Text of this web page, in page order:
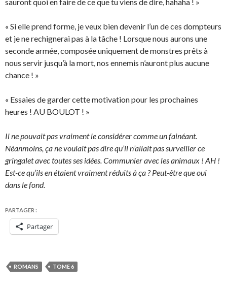
« Si elle prend forme, je veux bien devenir l’un de ces dompteurs
et je ne rechignerai pas à la tâche ! Lorsque nous aurons une
seconde armée, composée uniquement de monstres prêts à
nous servir jusqu’à la mort, nos ennemis n’auront plus aucune
chance ! »
« Essaies de garder cette motivation pour les prochaines
heures ! AU BOULOT ! »
Il ne pouvait pas vraiment le considérer comme un fainéant.
Néanmoins, ça ne voulait pas dire qu’il n’allait pas surveiller ce
gringalet avec toutes ses idées. Communier avec les animaux ! AH !
Est-ce qu’ils en étaient vraiment réduits à ça ? Peut-être que oui
dans le fond.
PARTAGER :
Partager
ROMANS TOME 6